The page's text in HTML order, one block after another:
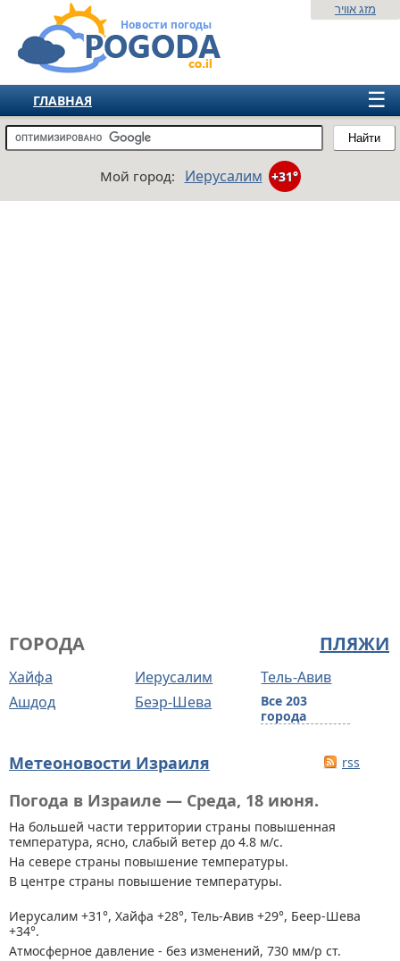
Новости погоды
Найти
מזג אוויר
☰
ГЛАВНАЯ
ИЗРАИЛЬ
ЕВРОПА
Мой город: Иерусалим +31°
ПЛЯЖИ
ГОРОДА
Хайфа Иерусалим
Тель-Авив
Ашдод
Беэр-Шева
Все 203
города
Метеоновости Израиля rss
Погода в Израиле — Среда, 18 июня.
На большей части территории страны повышенная
температура, ясно, слабый ветер до 4.8 м/с.
На севере страны повышение температуры.
В центре страны повышение температуры.
Иерусалим +31°, Хайфа +28°, Тель-Авив +29°, Беер-Шева
+34°.
Атмосферное давление - без изменений, 730 мм/р ст.